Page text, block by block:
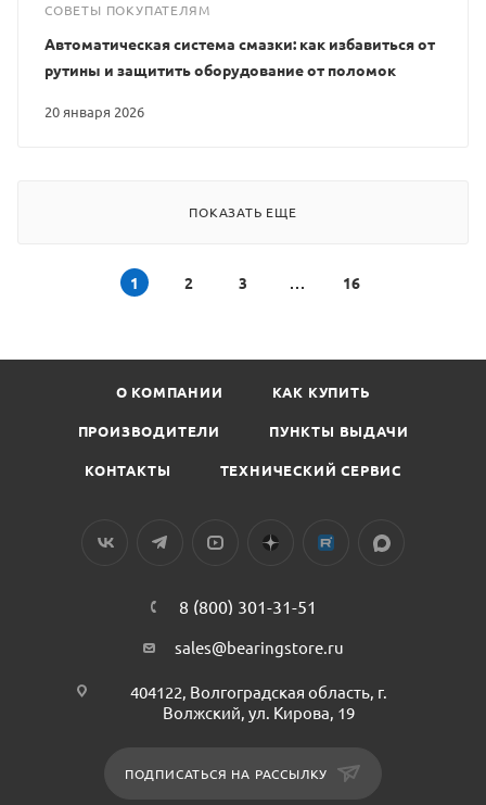
СОВЕТЫ ПОКУПАТЕЛЯМ
20 января 2026
Автоматическая система смазки: как избавиться от
рутины и защитить оборудование от поломок
ПОКАЗАТЬ ЕЩЕ
1 2 3 16
О КОМПАНИИ КАК КУПИТЬ
ПРОИЗВОДИТЕЛИ ПУНКТЫ ВЫДАЧИ
КОНТАКТЫ ТЕХНИЧЕСКИЙ СЕРВИС
8 (800) 301-31-51
sales@bearingstore.ru
404122, Волгоградская область, г.
Волжский, ул. Кирова, 19
ПОДПИСАТЬСЯ НА РАССЫЛКУ